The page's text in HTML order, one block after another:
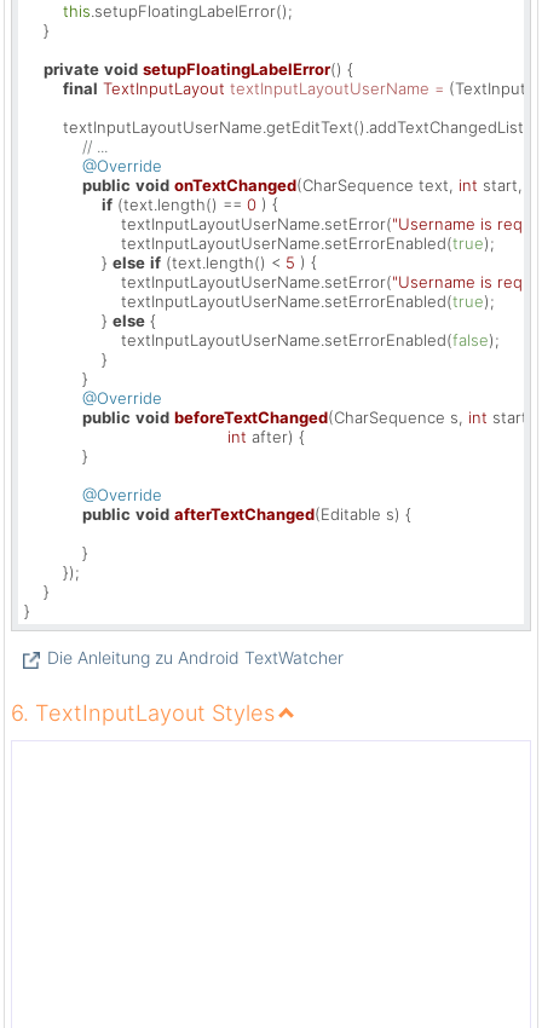
this .setupFloatingLabelError();
    }
private void setupFloatingLabelError() {
final TextInputLayout textInputLayoutUserName =
// ...
@Override
public void onTextChanged(CharSequence text, int start,
if (text.length() == 0 ) {
                    textInputLayoutUserName.setError(
"Username is
                    textInputLayoutUserName.setErrorEnabled(
true);
                }
else if (text.length() < 5 ) {
                    textInputLayoutUserName.setError(
"Username is
                    textInputLayoutUserName.setErrorEnabled(
true);
                }
else {
                    textInputLayoutUserName.setErrorEnabled(
false);
                }
            }
@Override
public void beforeTextChanged(CharSequence s, int start,
int after) {
            }
@Override
public void afterTextChanged(Editable s) {
            }
        });
    }
}
Die Anleitung zu Android TextWatcher
6. TextInputLayout Styles